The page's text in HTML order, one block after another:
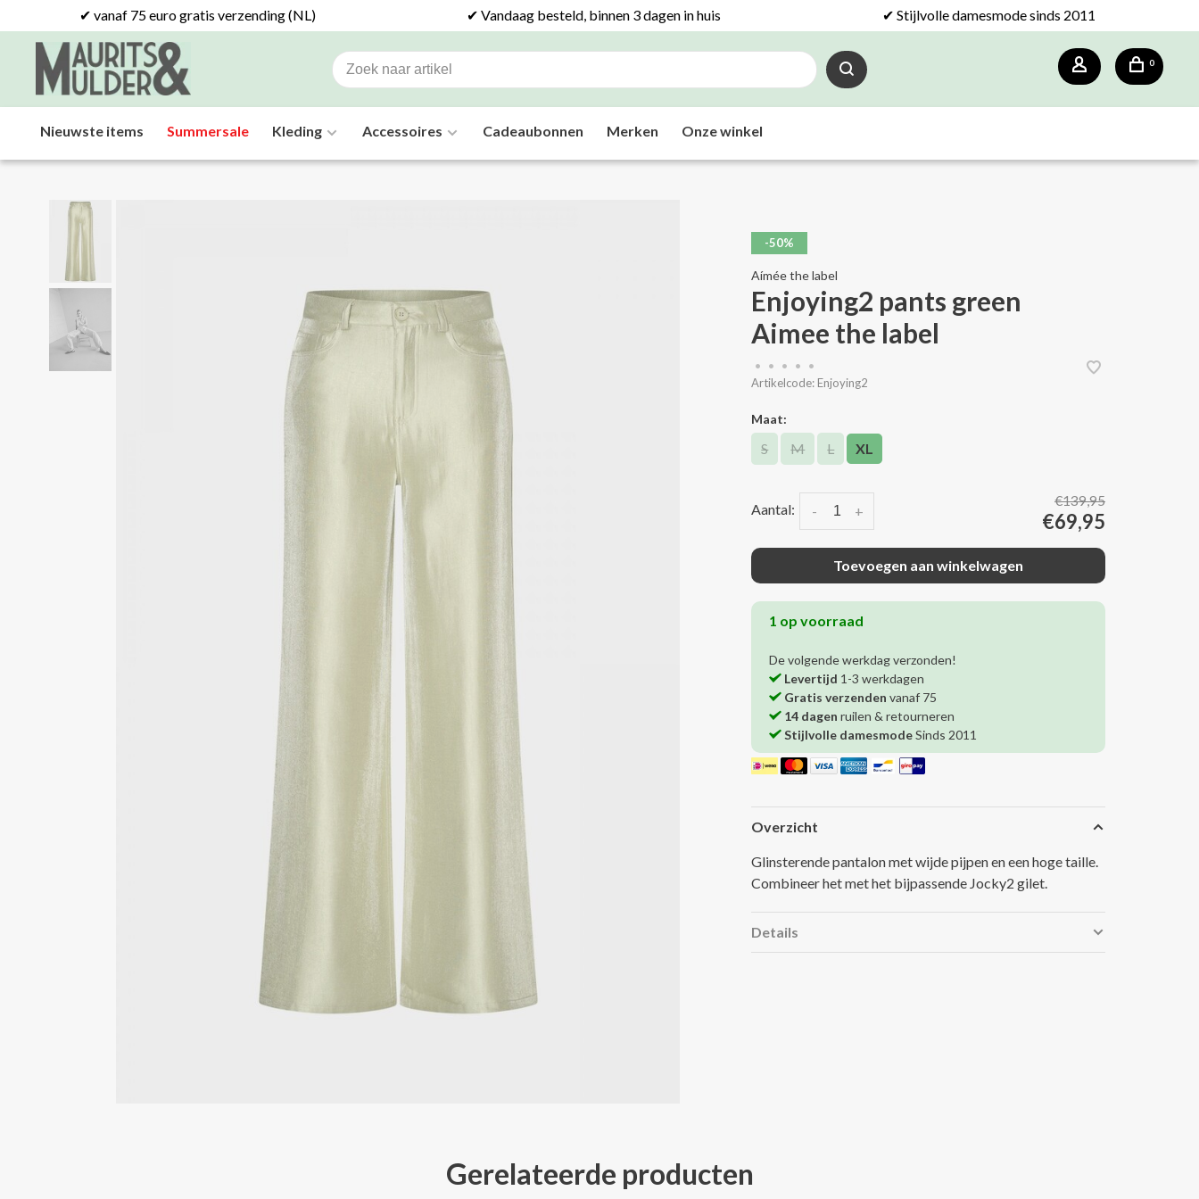
✔ vanaf 75 euro gratis verzending (NL) ✔ Vandaag besteld, binnen 3 dagen in huis ✔ Stijlvolle damesmode sinds 2011
0
Nieuwste items Summersale Kleding Accessoires Cadeaubonnen Merken Onze winkel
-50%
Aímée the label
Enjoying2 pants green
Aimee the label
• • • •
•
Artikelcode: Enjoying2
Maat:
S M L XL
Aantal: +
-
€139,95
€69,95
Toevoegen aan winkelwagen
1 op voorraad
De volgende werkdag verzonden!
Levertijd 1-3 werkdagen
Gratis verzenden vanaf 75
14 dagen ruilen & retourneren
Stijlvolle damesmodeSinds 2011
Overzicht
Glinsterende pantalon met wijde pijpen en een hoge taille.
Combineer het met het bijpassende Jocky2 gilet.
Details
Gerelateerde producten